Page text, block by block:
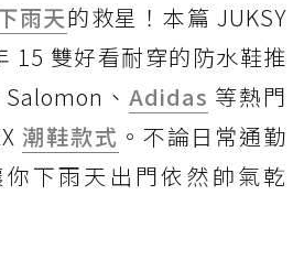
雨天的救星！本篇 JUKSY
15 雙好看耐穿的防水鞋推
Salomon、Adidas 等熱門
潮鞋款式 。不論日常通勤
下雨天出門依然帥氣乾